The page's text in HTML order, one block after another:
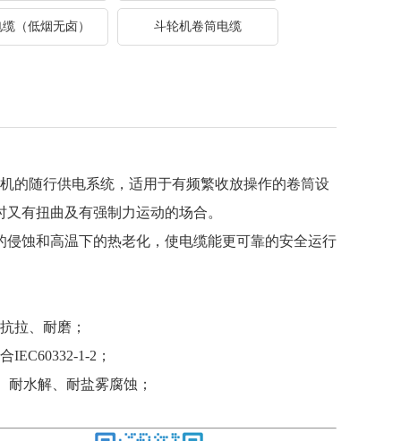
（低烟无卤） 斗轮机卷筒电缆
的随行供电系统，适用于有频繁收放操作的卷筒设
有扭曲及有强制力运动的场合。
蚀和高温下的热老化，使电缆能更可靠的安全运行
拉、耐磨；
IEC60332-1-2；
耐水解、耐盐雾腐蚀；